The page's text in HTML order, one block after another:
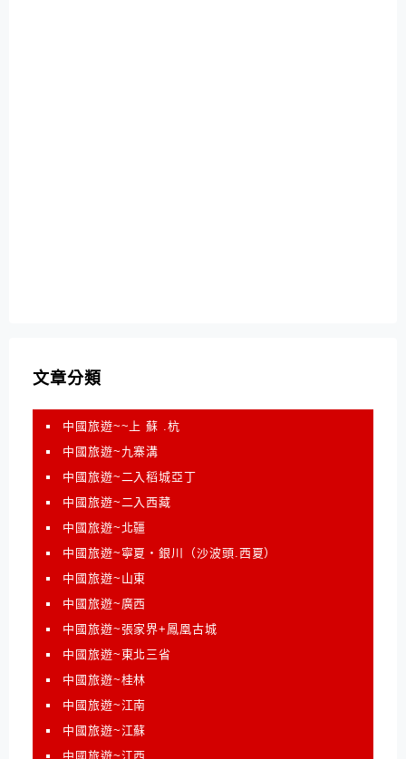
文章分類
中國旅遊~~上 蘇 .杭
中國旅遊~九寨溝
中國旅遊~二入稻城亞丁
中國旅遊~二入西藏
中國旅遊~北疆
中國旅遊~寧夏‧銀川（沙波頭.西夏）
中國旅遊~山東
中國旅遊~廣西
中國旅遊~張家界+鳳凰古城
中國旅遊~東北三省
中國旅遊~桂林
中國旅遊~江南
中國旅遊~江蘇
中國旅遊~江西